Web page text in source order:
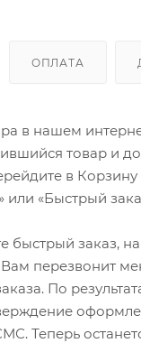
ОПЛАТА
в нашем
товар и
в
или «Быстрый
быстрый заказ,
перезвонит
По
Теперь